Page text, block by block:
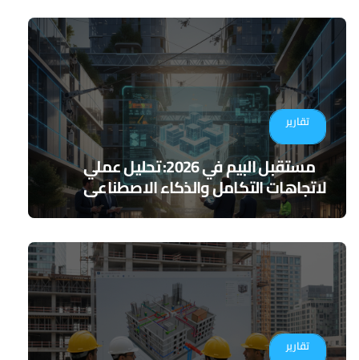
تقارير
مستقبل البيم في 2026: تحليل عملي
لاتجاهات التكامل والذكاء الاصطناعي
تقارير